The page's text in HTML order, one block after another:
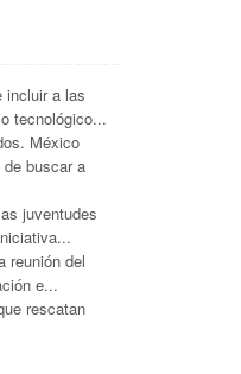
incluir a las
tecnológico...
México
buscar a
juventudes
reunión del
e...
rescatan